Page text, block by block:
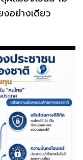
งอย่างเดียว